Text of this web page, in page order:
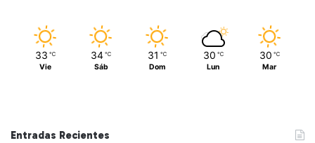
33 ℃
Vie
34 ℃
Sáb
31 ℃
Dom
30 ℃
Lun
30 ℃
Mar
Entradas Recientes